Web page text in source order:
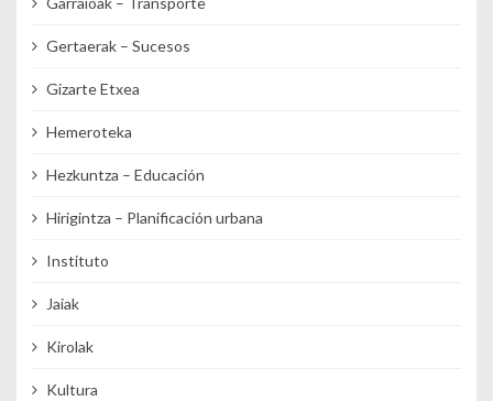
Gertaerak – Sucesos
Gizarte Etxea
Hemeroteka
Hezkuntza – Educación
Hirigintza – Planificación urbana
Instituto
Jaiak
Kirolak
Kultura